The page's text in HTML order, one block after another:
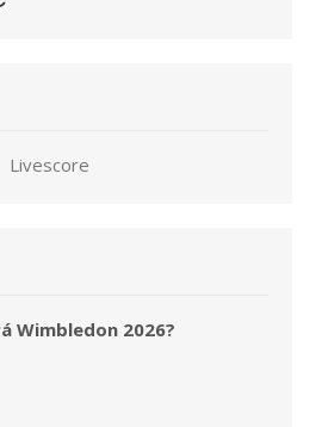
Livescore
Wimbledon 2026?